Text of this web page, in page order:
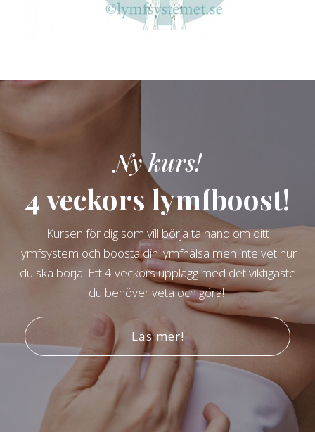
Ny kurs!
4 veckors lymfboost!
Kursen för dig som vill börja ta hand om ditt
lymfsystem och boosta din lymfhälsa men inte vet hur
du ska börja. Ett 4 veckors upplägg med det viktigaste
du behöver veta och göra!
Läs mer!